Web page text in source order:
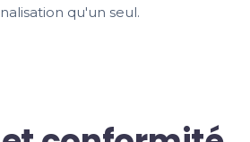
qu'un seul.